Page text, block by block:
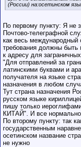
(России) на:осетинском
По первому пункту: Я не
Почтово-телеграфной
как весь международный
требования должны быть
к адресу для
"Для отправлений за
латинскими буквами и
получателя на языке
назначения в любом
Тут страна назначения
русском языке
пишу только
КИТАЙ". И все нормально
По второму пункту: так
государственным
осетинском название
не нужно